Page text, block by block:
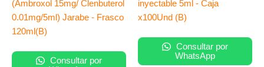
Consultar por
Consultar por
WhatsApp